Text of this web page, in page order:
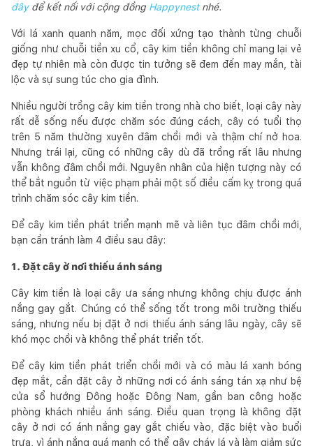
đâyđể kết nối với cộng đồng Happynestnhé.
Với lá xanh quanh năm, mọc đối xứng tạo thành từng chuỗi
giống như chuỗi tiền xu cổ, cây kim tiền không chỉ mang lại vẻ
đẹp tự nhiên mà còn được tin tưởng sẽ đem đến may mắn, tài
lộc và sự sung túc cho gia đình.
Nhiều người trồng cây kim tiền trong nhà cho biết, loại cây này
rất dễ sống nếu được chăm sóc đúng cách, cây có tuổi thọ
trên 5 năm thường xuyên đâm chồi mới và thậm chí nở hoa.
Nhưng trái lại, cũng có những cây dù đã trồng rất lâu nhưng
vẫn không đâm chồi mới. Nguyên nhân của hiện tượng này có
thể bắt nguồn từ việc phạm phải một số điều cấm kỵ trong quá
trình chăm sóc cây kim tiền.
Để cây kim tiền phát triển mạnh mẽ và liên tục đâm chồi mới,
bạn cần tránh làm 4 điều sau đây:
1. Đặt cây ở nơi thiếu ánh sáng
Cây kim tiền là loại cây ưa sáng nhưng không chịu được ánh
nắng gay gắt. Chúng có thể sống tốt trong môi trường thiếu
sáng, nhưng nếu bị đặt ở nơi thiếu ánh sáng lâu ngày, cây sẽ
khó mọc chồi và không thể phát triển tốt.
Để cây kim tiền phát triển chồi mới và có màu lá xanh bóng
đẹp mắt, cần đặt cây ở những nơi có ánh sáng tán xạ như bệ
cửa sổ hướng Đông hoặc Đông Nam, gần ban công hoặc
phòng khách nhiều ánh sáng. Điều quan trọng là không đặt
cây ở nơi có ánh nắng gay gắt chiếu vào, đặc biệt vào buổi
trưa, vì ánh nắng quá mạnh có thể gây cháy lá và làm giảm sức